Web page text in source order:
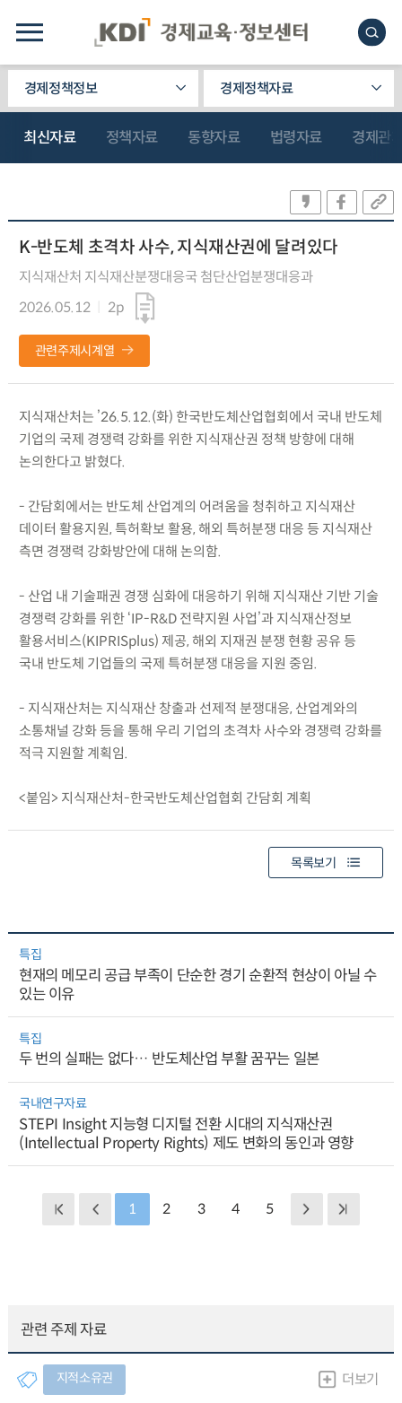
경제정책정보 경제정책자료
최신자료 정책자료 동향자료 법령자료 경제관
K-반도체 초격차 사수, 지식재산권에 달려있다
지식재산처 지식재산분쟁대응국 첨단산업분쟁대응과
2026.05.12
2p
관련주제시계열
지식재산처는 ’26.5.12.(화) 한국반도체산업협회에서 국내 반도체
기업의 국제 경쟁력 강화를 위한 지식재산권 정책 방향에 대해
논의한다고 밝혔다.
- 간담회에서는 반도체 산업계의 어려움을 청취하고 지식재산
데이터 활용지원, 특허확보 활용, 해외 특허분쟁 대응 등 지식재산
측면 경쟁력 강화방안에 대해 논의함.
- 산업 내 기술패권 경쟁 심화에 대응하기 위해 지식재산 기반 기술
경쟁력 강화를 위한 ‘IP-R&D 전략지원 사업’과 지식재산정보
활용서비스(KIPRISplus) 제공, 해외 지재권 분쟁 현황 공유 등
국내 반도체 기업들의 국제 특허분쟁 대응을 지원 중임.
- 지식재산처는 지식재산 창출과 선제적 분쟁대응, 산업계와의
소통채널 강화 등을 통해 우리 기업의 초격차 사수와 경쟁력 강화를
적극 지원할 계획임.
<붙임> 지식재산처-한국반도체산업협회 간담회 계획
목록보기
특집
현재의 메모리 공급 부족이 단순한 경기 순환적 현상이 아닐 수
있는 이유
특집
두 번의 실패는 없다… 반도체산업 부활 꿈꾸는 일본
국내연구자료
STEPI Insight 지능형 디지털 전환 시대의 지식재산권
(Intellectual Property Rights) 제도 변화의 동인과 영향
1 2 3 4 5
관련 주제 자료
지적소유권 더보기